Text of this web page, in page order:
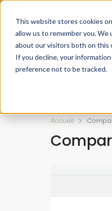
This website stores cookies
allow us to remember you.
about our visitors both on this
If you decline, your
preference not to be tracked.
Accueil